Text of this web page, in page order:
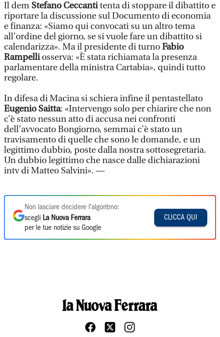
Il dem Stefano Ceccantitenta di stoppare il dibattito e
riportare la discussione sul Documento di economia
e finanza: «Siamo qui convocati su un altro tema
all’ordine del giorno, se si vuole fare un dibattito si
calendarizza». Ma il presidente di turnoFabio
Rampelliosserva: «È stata richiamata la presenza
parlamentare della ministra Cartabia», quindi tutto
regolare.
In difesa di Macina si schiera infine il pentastellato
Eugenio Saitta: «Intervengo solo per chiarire che non
c’è stato nessun atto di accusa nei confronti
dell’avvocato Bongiorno, semmai c’è stato un
travisamento di quelle che sono le domande, e un
legittimo dubbio, poste dalla nostra sottosegretaria.
Un dubbio legittimo che nasce dalle dichiarazioni
intv di Matteo Salvini». —
Non lasciare decidere l'algoritmo:
scegli La Nuova Ferrara
per le tue notizie su Google
CLICCA QUI